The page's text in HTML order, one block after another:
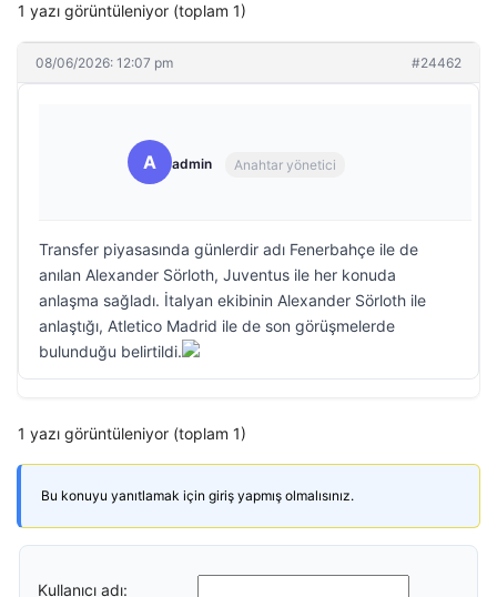
1 yazı görüntüleniyor (toplam 1)
08/06/2026: 12:07 pm #24462
A admin Anahtar yönetici
Transfer piyasasında günlerdir adı Fenerbahçe ile de
anılan Alexander Sörloth, Juventus ile her konuda
anlaşma sağladı. İtalyan ekibinin Alexander Sörloth ile
anlaştığı, Atletico Madrid ile de son görüşmelerde
bulunduğu belirtildi.
1 yazı görüntüleniyor (toplam 1)
Bu konuyu yanıtlamak için giriş yapmış olmalısınız.
Kullanıcı adı: